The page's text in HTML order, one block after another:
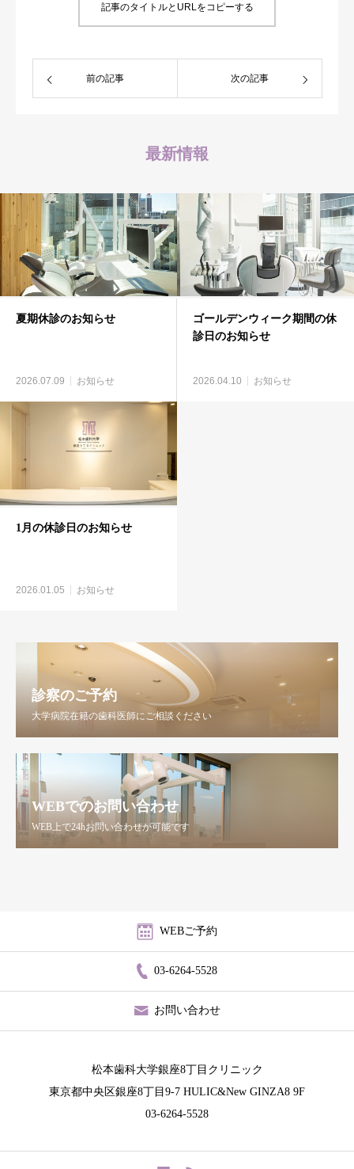
記事のタイトルとURLをコピーする
前の記事 次の記事
最新情報
夏期休診のお知らせ
2026.07.09 お知らせ
ゴールデンウィーク期間の休
診日のお知らせ
2026.04.10 お知らせ
1月の休診日のお知らせ
2026.01.05 お知らせ
診察のご予約
大学病院在籍の歯科医師にご相談ください
WEBでのお問い合わせ
WEB上で24hお問い合わせが可能です
WEBご予約
03-6264-5528
お問い合わせ
松本歯科大学銀座8丁目クリニック
東京都中央区銀座8丁目9-7 HULIC&New GINZA8 9F
03-6264-5528